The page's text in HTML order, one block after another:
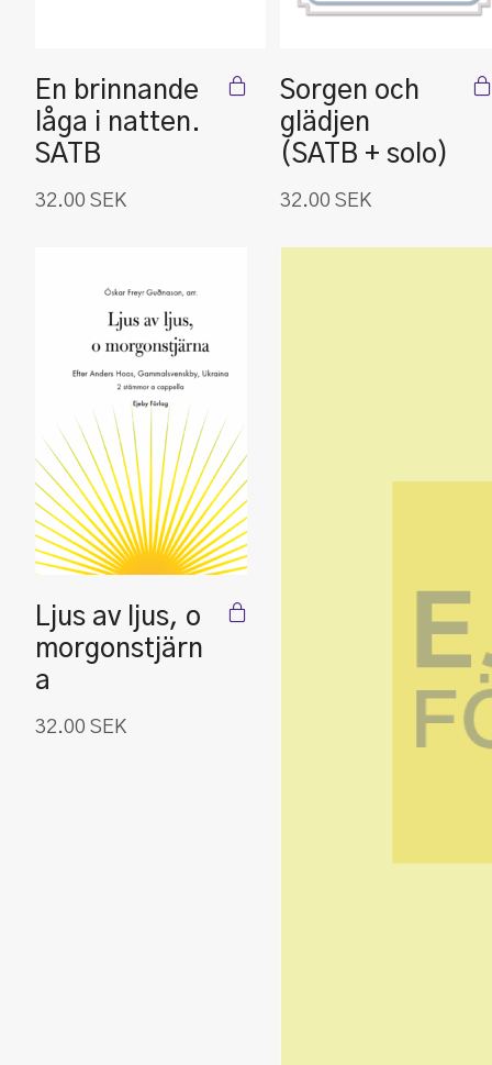
En brinnande
låga i natten.
SATB
32.00 SEK
Sorgen och
glädjen
(SATB + solo)
32.00 SEK
Ljus av ljus, o
morgonstjärn
a
32.00 SEK